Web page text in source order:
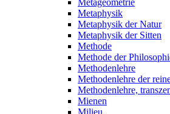
Metageometrie
Metaphysik
Metaphysik der Natur
Metaphysik der Sitten
Methode
Methode der
Methodenlehre
Methodenlehre der
Methodenlehre,
Mienen
Milieu